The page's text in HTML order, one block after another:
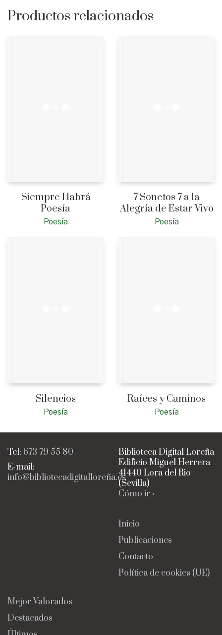
Productos relacionados
Siempre Habrá
Poesía
Poesía
7 Sonetos 7 a la
Alegría de Estar Vivo
Poesía
Silencios
Poesía
Raíces y Caminos
Poesía
Tel: 673 79 55 80
E-mail:
info@bibliotecadigitalloreña.es
Biblioteca Digital Loreña
Edificio Miguel Herrera
41440 Lora del Rio
(Sevilla)
Cómo ir ›
Inicio
Publicaciones
Contacto
Política de cookies (UE)
Mejor Valorados
Destacados